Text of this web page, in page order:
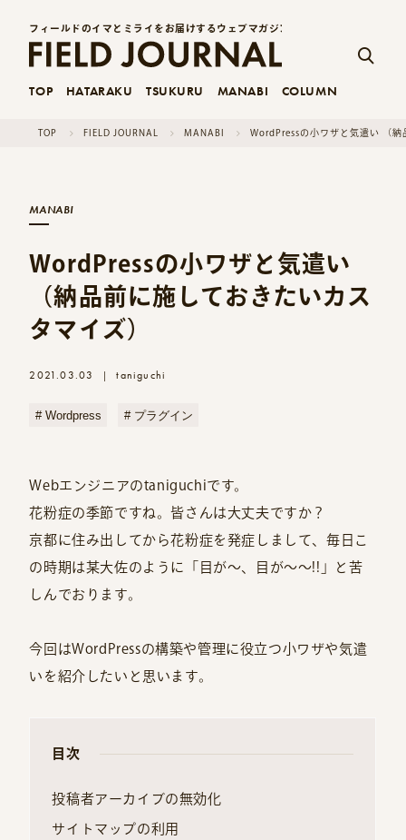
フィールドのイマとミライをお届けするウェブマガジン
TOP HATARAKU TSUKURU MANABI COLUMN
TOP FIELD JOURNAL MANABI WordPressの小ワザと気遣い （
MANABI
WordPressの小ワザと気遣い
（納品前に施しておきたいカス
タマイズ）
2021.03.03 taniguchi
Wordpress プラグイン
Webエンジニアのtaniguchiです。
花粉症の季節ですね。皆さんは大丈夫ですか？
京都に住み出してから花粉症を発症しまして、毎日こ
の時期は某大佐のように「目が〜、目が〜〜!!」と苦
しんでおります。
今回はWordPressの構築や管理に役立つ小ワザや気遣
いを紹介したいと思います。
目次
投稿者アーカイブの無効化
サイトマップの利用